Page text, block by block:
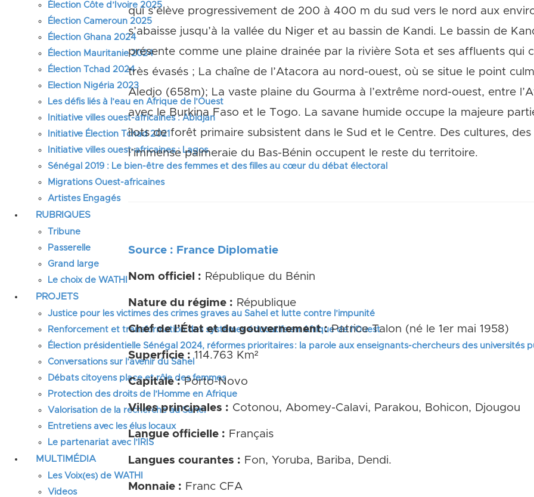
Élection Côte d’Ivoire 2025
Élection Cameroun 2025
Élection Ghana 2024
Élection Mauritanie 2024
Élection Tchad 2024
Election Nigéria 2023
Les défis liés à l’eau en Afrique de l’Ouest
Initiative villes ouest-africaines : Abidjan
Initiative Élection Tchad 2021
Initiative villes ouest-africaines : Lagos
Sénégal 2019 : Le bien-être des femmes et des filles au cœur du débat électoral
Migrations Ouest-africaines
Artistes Engagés
RUBRIQUES
Tribune
Passerelle
Grand large
Le choix de WATHI
PROJETS
Justice pour les victimes des crimes graves au Sahel et lutte contre l’impunité
Renforcement et transformation des systèmes éducatifs en Afrique de l’Ouest
Élection présidentielle Sénégal 2024, réformes prioritaires : la parole aux enseignants-chercheurs des universités
Conversations sur l’avenir du Sahel
Débats citoyens place et rôle des femmes
Protection des droits de l’Homme en Afrique
Valorisation de la recherche au Sahel
Entretiens avec les élus locaux
Le partenariat avec l’IRIS
MULTIMÉDIA
Les Voix(es) de WATHI
Videos
qui s’élève progressivement de 200 à 400 m du sud vers le nord aux
s’abaisse jusqu’à la vallée du Niger et au bassin de Kandi. Le bassin de
présente comme une plaine drainée par la rivière Sota et ses affluents qui
très évasés ; La chaîne de l’Atacora au nord-ouest, où se situe le point
Aledjo (658m); La vaste plaine du Gourma à l’extrême nord-ouest, entre
avec le Burkina Faso et le Togo. La savane humide occupe la majeure
îlots de forêt primaire subsistent dans le Sud et le Centre. Des cultures,
l’immense palmeraie du Bas-Bénin occupent le reste du territoire.
Source : France Diplomatie
Nom officiel : République du Bénin
Nature du régime : République
Chef de l’État et du gouvernement :Patrice Talon (né le 1er mai 1958)
Superficie : 114.763 Km²
Capitale :Porto-Novo
Villes principales : Cotonou, Abomey-Calavi, Parakou, Bohicon, Djougou
Langue officielle : Français
Langues courantes : Fon, Yoruba, Bariba, Dendi.
Monnaie : Franc CFA